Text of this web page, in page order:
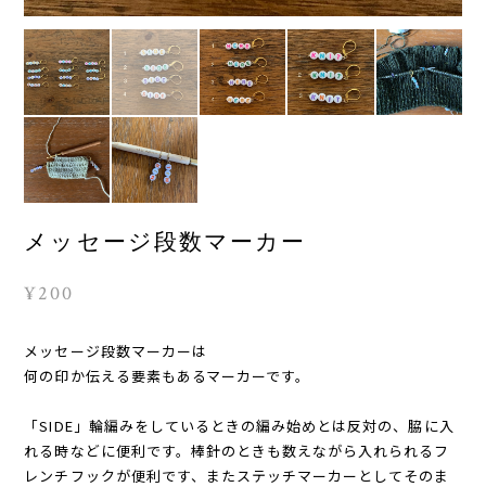
メッセージ段数マーカー
¥200
メッセージ段数マーカーは
何の印か伝える要素もあるマーカーです。
「SIDE」輪編みをしているときの編み始めとは反対の、脇に入
れる時などに便利です。棒針のときも数えながら入れられるフ
レンチフックが便利です、またステッチマーカーとしてそのま